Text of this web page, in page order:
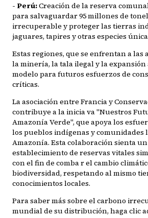
- Perú:Creación de la reserva
para salvaguardar 95 millones de
irrecuperable y proteger las tierras
jaguares, tapires y otras especies
Estas regiones, que se enfrentan a las
la minería, la tala ilegal y la
modelo para futuros esfuerzos de
críticas.
La asociación entre Francia y
contribuye a la inicia va "Nuestros
Amazonía Verde", que apoya los
los pueblos indígenas y comunidades
Amazonía. Esta colaboración sienta
establecimiento de reservas vitales
con el fin de comba r el cambio
biodiversidad, respetando al mismo
conocimientos locales.
Para saber más sobre el carbono
mundial de su distribución, haga clic